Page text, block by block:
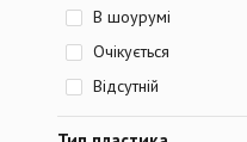
В шоурумі
Очікується
Відсутній